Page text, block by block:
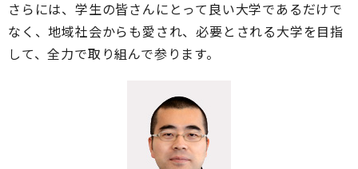
さらには、学生の皆さんにとって良い大学であるだけで
なく、地域社会からも愛され、必要とされる大学を目指
して、全力で取り組んで参ります。